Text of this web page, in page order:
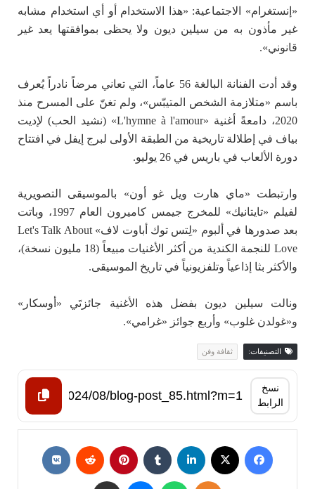
«إنستغرام» الاجتماعية: «هذا الاستخدام أو أي استخدام مشابه
غير مأذون به من سيلين ديون ولا يحظى بموافقتها يعد غير
قانوني».
وقد أدت الفنانة البالغة 56 عاماً، التي تعاني مرضاً نادراً يُعرف
باسم «متلازمة الشخص المتيبّس»، ولم تغنّ على المسرح منذ
2020، دامعةً أغنية «L'hymne à l'amour» (نشيد الحب) لإديت
بياف في إطلالة تاريخية من الطبقة الأولى لبرج إيفل في افتتاح
دورة الألعاب في باريس في 26 يوليو.
وارتبطت «ماي هارت ويل غو أون» بالموسيقى التصويرية
لفيلم «تايتانيك» للمخرج جيمس كاميرون العام 1997، وباتت
بعد صدورها في ألبوم «لِتس توك أباوت لاف» Let's Talk About
Love للنجمة الكندية من أكثر الأغنيات مبيعاً (18 مليون نسخة)،
والأكثر بثا إذاعياً وتلفزيونياً في تاريخ الموسيقى.
ونالت سيلين ديون بفضل هذه الأغنية جائزتَي «أوسكار»
و«غولدن غلوب» وأربع جوائز «غرامي».
التصنيفات: ثقافة وفن
نسخ
الرابط